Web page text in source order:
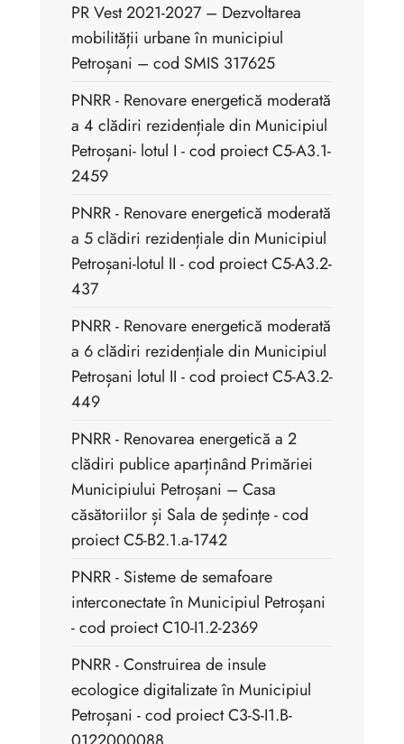
PR Vest 2021-2027 – Dezvoltarea
mobilității urbane în municipiul
Petroșani – cod SMIS 317625
PNRR - Renovare energetică moderată
a 4 clădiri rezidențiale din Municipiul
Petroșani- lotul I - cod proiect C5-A3.1-
2459
PNRR - Renovare energetică moderată
a 5 clădiri rezidențiale din Municipiul
Petroșani-lotul II - cod proiect C5-A3.2-
437
PNRR - Renovare energetică moderată
a 6 clădiri rezidențiale din Municipiul
Petroșani lotul II - cod proiect C5-A3.2-
449
PNRR - Renovarea energetică a 2
clădiri publice aparținând Primăriei
Municipiului Petroșani – Casa
căsătoriilor și Sala de ședințe - cod
proiect C5-B2.1.a-1742
PNRR - Sisteme de semafoare
interconectate în Municipiul Petroșani
- cod proiect C10-I1.2-2369
PNRR - Construirea de insule
ecologice digitalizate în Municipiul
Petroșani - cod proiect C3-S-I1.B-